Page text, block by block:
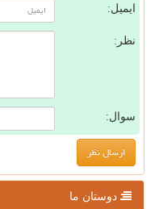
ایمیل:
نظر:
سوال:
دوستان ما